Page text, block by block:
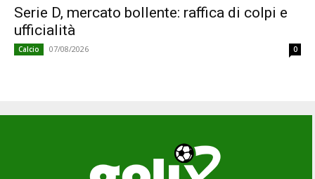
Serie D, mercato bollente: raffica di colpi e
ufficialità
Calcio 07/08/2026 0